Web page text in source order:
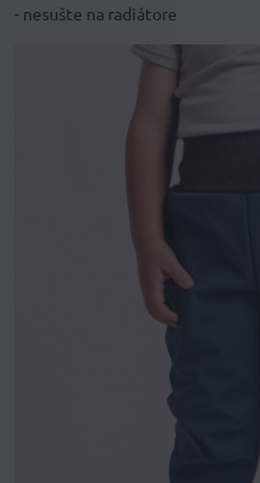
- nesušte na radiátore